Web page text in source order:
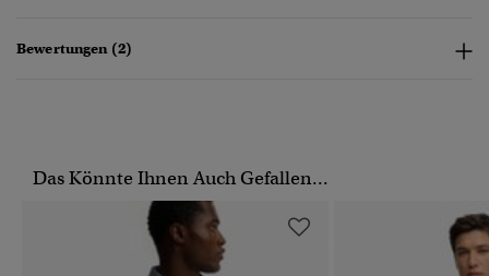
Bewertungen (2)
Das Könnte Ihnen Auch Gefallen...